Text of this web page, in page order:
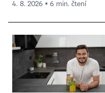
4. 8. 2026 ▪ 6 min. čtení